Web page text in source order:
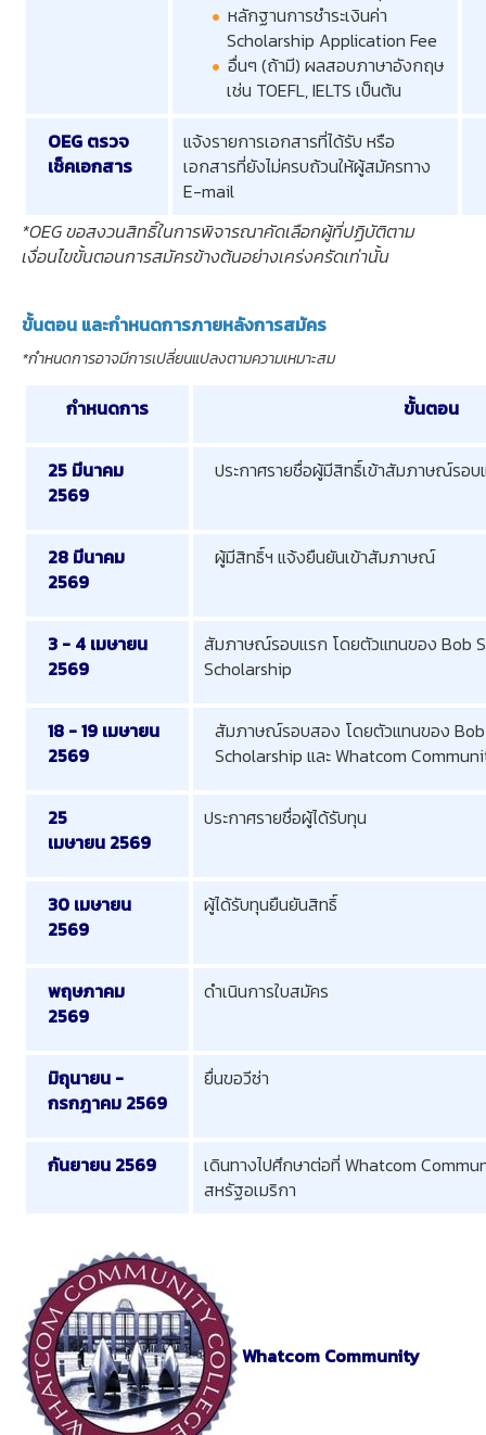
หลักฐานการชำระเงินค่า
Scholarship Application Fee
อื่นๆ (ถ้ามี) ผลสอบภาษาอังกฤษ
เช่น TOEFL, IELTS เป็นต้น
OEG ตรวจ
เช็คเอกสาร
แจ้งรายการเอกสารที่ได้รับ หรือ
เอกสารที่ยังไม่ครบถ้วนให้ผู้สมัครทาง
E-mail
*OEG ขอสงวนสิทธิ์ในการพิจารณาคัดเลือกผู้ที่ปฏิบัติตาม
เงื่อนไขขั้นตอนการสมัครข้างต้นอย่างเคร่งครัดเท่านั้น
ขั้นตอน และกำหนดการภายหลังการสมัคร
*กำหนดการอาจมีการเปลี่ยนแปลงตามความเหมาะสม
กำหนดการ ขั้นตอน
25 มีนาคม
2569
ประกาศรายชื่อผู้มีสิทธิ์เข้าสัมภาษณ์รอบ
28 มีนาคม
2569
ผู้มีสิทธิ์ฯ แจ้งยืนยันเข้าสัมภาษณ์
3 - 4 เมษายน
2569
สัมภาษณ์รอบแรก โดยตัวแทนของ Bob
Scholarship
18 - 19 เมษายน
2569
สัมภาษณ์รอบสอง โดยตัวแทนของ
Scholarship และ Whatcom
25
เมษายน 2569
ประกาศรายชื่อผู้ได้รับทุน
30 เมษายน
2569
ผู้ได้รับทุนยืนยันสิทธิ์
พฤษภาคม
2569
ดำเนินการใบสมัคร
มิถุนายน -
กรกฎาคม 2569
ยื่นขอวีซ่า
กันยายน 2569
เดินทางไปศึกษาต่อที่ Whatcom
สหรัฐอเมริกา
Whatcom Community